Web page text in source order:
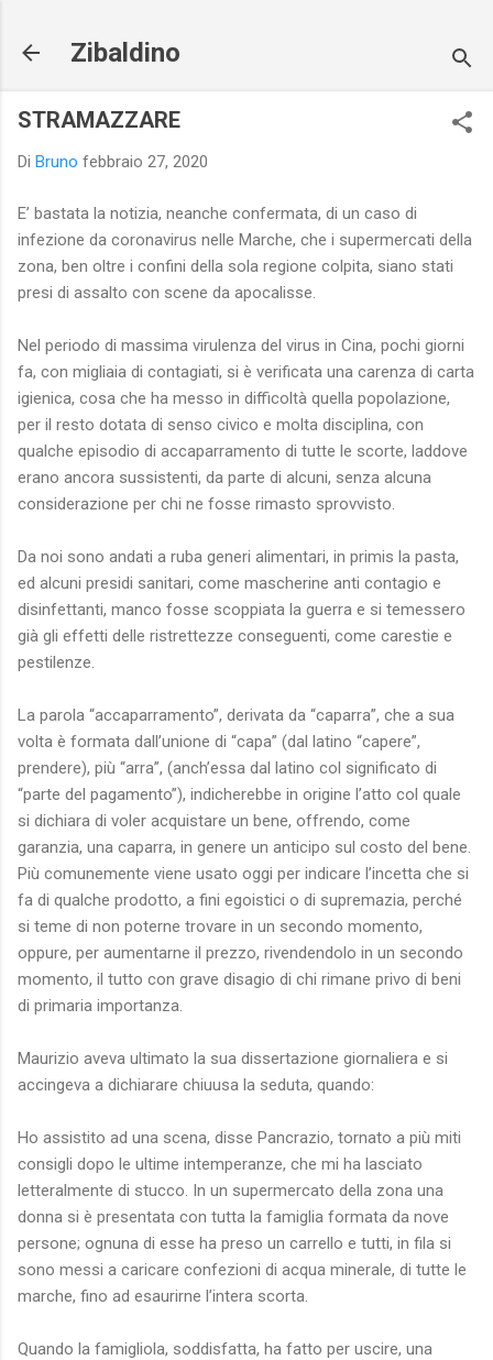
Zibaldino
STRAMAZZARE
Di Bruno febbraio 27, 2020
E’ bastata la notizia, neanche confermata, di un caso di
infezione da coronavirus nelle Marche, che i supermercati della
zona, ben oltre i confini della sola regione colpita, siano stati
presi di assalto con scene da apocalisse.
Nel periodo di massima virulenza del virus in Cina, pochi giorni
fa, con migliaia di contagiati, si è verificata una carenza di carta
igienica, cosa che ha messo in difficoltà quella popolazione,
per il resto dotata di senso civico e molta disciplina, con
qualche episodio di accaparramento di tutte le scorte, laddove
erano ancora sussistenti, da parte di alcuni, senza alcuna
considerazione per chi ne fosse rimasto sprovvisto.
Da noi sono andati a ruba generi alimentari, in primis la pasta,
ed alcuni presidi sanitari, come mascherine anti contagio e
disinfettanti, manco fosse scoppiata la guerra e si temessero
già gli effetti delle ristrettezze conseguenti, come carestie e
pestilenze.
La parola “accaparramento”, derivata da “caparra”, che a sua
volta è formata dall’unione di “capa” (dal latino “capere”,
prendere), più “arra”, (anch’essa dal latino col significato di
“parte del pagamento”), indicherebbe in origine l’atto col quale
si dichiara di voler acquistare un bene, offrendo, come
garanzia, una caparra, in genere un anticipo sul costo del bene.
Più comunemente viene usato oggi per indicare l’incetta che si
fa di qualche prodotto, a fini egoistici o di supremazia, perché
si teme di non poterne trovare in un secondo momento,
oppure, per aumentarne il prezzo, rivendendolo in un secondo
momento, il tutto con grave disagio di chi rimane privo di beni
di primaria importanza.
Maurizio aveva ultimato la sua dissertazione giornaliera e si
accingeva a dichiarare chiuusa la seduta, quando:
Ho assistito ad una scena, disse Pancrazio, tornato a più miti
consigli dopo le ultime intemperanze, che mi ha lasciato
letteralmente di stucco. In un supermercato della zona una
donna si è presentata con tutta la famiglia formata da nove
persone; ognuna di esse ha preso un carrello e tutti, in fila si
sono messi a caricare confezioni di acqua minerale, di tutte le
marche, fino ad esaurirne l’intera scorta.
Quando la famigliola, soddisfatta, ha fatto per uscire, una